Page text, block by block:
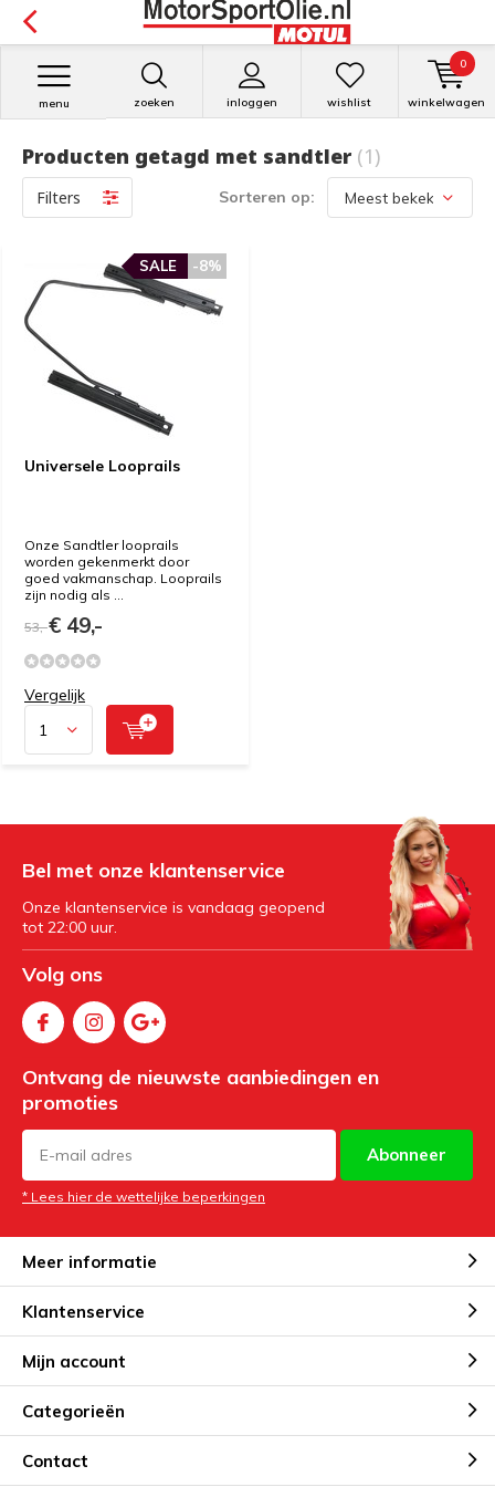
zoeken inloggen
menu wishlist winkelwagen
0
Producten getagd met sandtler (1)
Filters Sorteren op:
Universele Looprails
-8%
SALE
Onze Sandtler looprails
worden gekenmerkt door
goed vakmanschap. Looprails
zijn nodig als ...
53,-€ 49,-
Vergelijk
Bel met onze klantenservice
Onze klantenservice is vandaag geopend
tot 22:00 uur.
Volg ons
Ontvang de nieuwste aanbiedingen en
promoties
Abonneer
* Lees hier de wettelijke beperkingen
Meer informatie
Klantenservice
Mijn account
Categorieën
Contact